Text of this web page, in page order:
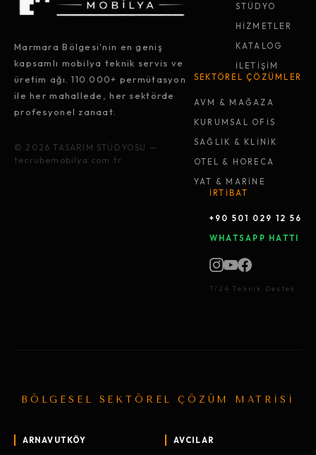
Marmara Bölgesi'nin en geniş
kapsamlı mobilya teknik servis ve
üretim ağı. 110.000+ permütasyon
ile her mahallede, her sektörde
profesyonel zanaat.
© 2026 TASARIM STÜDYOSU —
tecrubemobilya.com.tr
STÜDYO
HİZMETLER
KATALOG
İLETİŞİM
SEKTÖREL ÇÖZÜMLER
AVM & MAĞAZA
KURUMSAL OFİS
SAĞLIK & KLİNİK
OTEL & HORECA
YAT & MARİNE
İRTİBAT
+90 501 029 12 56
WHATSAPP HATTI
7/24 Teknik Destek
BÖLGESEL SEKTÖREL ÇÖZÜM MATRİSİ
ARNAVUTKÖY AVCILAR